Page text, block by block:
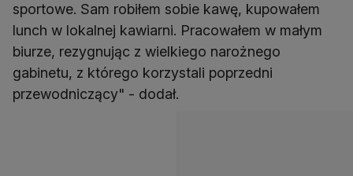
sportowe. Sam robiłem sobie kawę, kupowałem
lunch w lokalnej kawiarni. Pracowałem w małym
biurze, rezygnując z wielkiego narożnego
gabinetu, z którego korzystali poprzedni
przewodniczący" - dodał.